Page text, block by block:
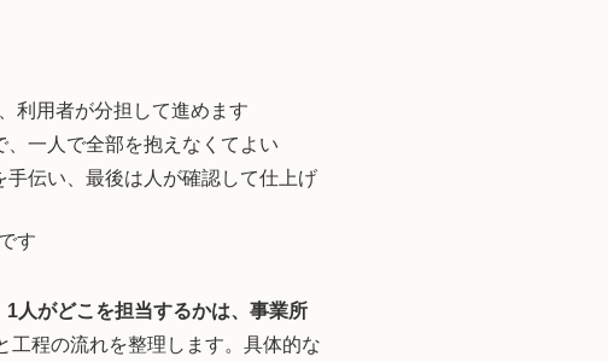
利用者が分担して進めます
一人で全部を抱えなくてよい
伝い、最後は人が確認して仕上げ
す
人がどこを担当するかは、事業所
工程の流れを整理します。具体的な